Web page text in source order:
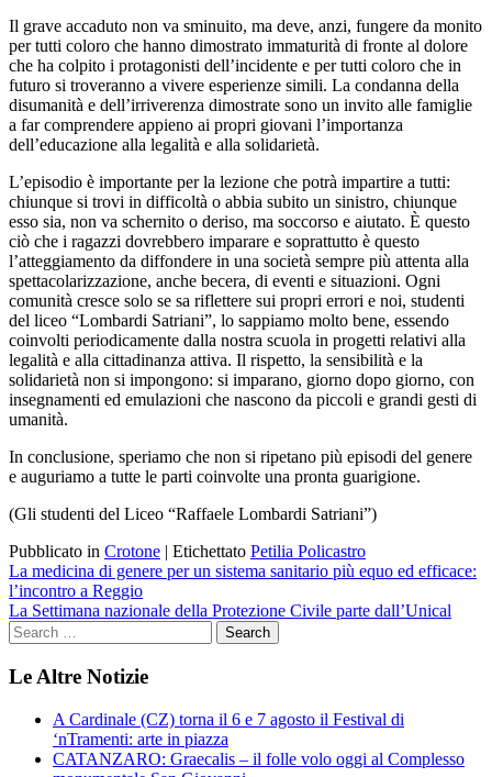
Il grave accaduto non va sminuito, ma deve, anzi, fungere da monito
per tutti coloro che hanno dimostrato immaturità di fronte al dolore
che ha colpito i protagonisti dell’incidente e per tutti coloro che in
futuro si troveranno a vivere esperienze simili. La condanna della
disumanità e dell’irriverenza dimostrate sono un invito alle famiglie
a far comprendere appieno ai propri giovani l’importanza
dell’educazione alla legalità e alla solidarietà.
L’episodio è importante per la lezione che potrà impartire a tutti:
chiunque si trovi in difficoltà o abbia subito un sinistro, chiunque
esso sia, non va schernito o deriso, ma soccorso e aiutato. È questo
ciò che i ragazzi dovrebbero imparare e soprattutto è questo
l’atteggiamento da diffondere in una società sempre più attenta alla
spettacolarizzazione, anche becera, di eventi e situazioni. Ogni
comunità cresce solo se sa riflettere sui propri errori e noi, studenti
del liceo “Lombardi Satriani”, lo sappiamo molto bene, essendo
coinvolti periodicamente dalla nostra scuola in progetti relativi alla
legalità e alla cittadinanza attiva. Il rispetto, la sensibilità e la
solidarietà non si impongono: si imparano, giorno dopo giorno, con
insegnamenti ed emulazioni che nascono da piccoli e grandi gesti di
umanità.
In conclusione, speriamo che non si ripetano più episodi del genere
e auguriamo a tutte le parti coinvolte una pronta guarigione.
(Gli studenti del Liceo “Raffaele Lombardi Satriani”)
Pubblicato in Crotone | Etichettato Petilia Policastro
Navigazione
articoli
La medicina di genere per un sistema sanitario più equo ed efficace:
l’incontro a Reggio
La Settimana nazionale della Protezione Civile parte dall’Unical
Le Altre Notizie
A Cardinale (CZ) torna il 6 e 7 agosto il Festival di
‘nTramenti: arte in piazza
CATANZARO: Graecalis – il folle volo oggi al Complesso